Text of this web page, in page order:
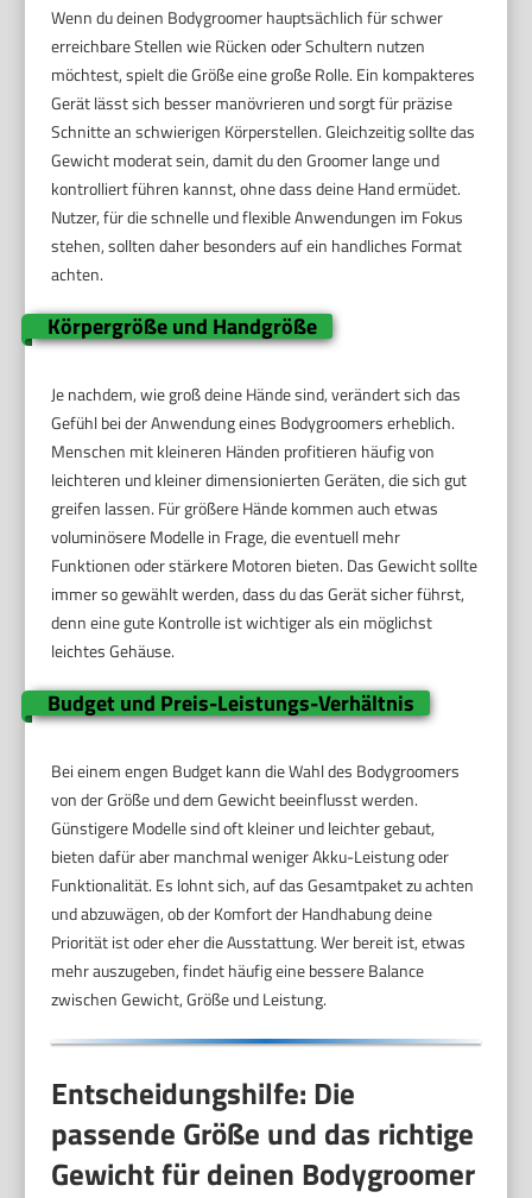
Wenn du deinen Bodygroomer hauptsächlich für schwer
erreichbare Stellen wie Rücken oder Schultern nutzen
möchtest, spielt die Größe eine große Rolle. Ein kompakteres
Gerät lässt sich besser manövrieren und sorgt für präzise
Schnitte an schwierigen Körperstellen. Gleichzeitig sollte das
Gewicht moderat sein, damit du den Groomer lange und
kontrolliert führen kannst, ohne dass deine Hand ermüdet.
Nutzer, für die schnelle und flexible Anwendungen im Fokus
stehen, sollten daher besonders auf ein handliches Format
achten.
Körpergröße und Handgröße
Je nachdem, wie groß deine Hände sind, verändert sich das
Gefühl bei der Anwendung eines Bodygroomers erheblich.
Menschen mit kleineren Händen profitieren häufig von
leichteren und kleiner dimensionierten Geräten, die sich gut
greifen lassen. Für größere Hände kommen auch etwas
voluminösere Modelle in Frage, die eventuell mehr
Funktionen oder stärkere Motoren bieten. Das Gewicht sollte
immer so gewählt werden, dass du das Gerät sicher führst,
denn eine gute Kontrolle ist wichtiger als ein möglichst
leichtes Gehäuse.
Budget und Preis-Leistungs-Verhältnis
Bei einem engen Budget kann die Wahl des Bodygroomers
von der Größe und dem Gewicht beeinflusst werden.
Günstigere Modelle sind oft kleiner und leichter gebaut,
bieten dafür aber manchmal weniger Akku-Leistung oder
Funktionalität. Es lohnt sich, auf das Gesamtpaket zu achten
und abzuwägen, ob der Komfort der Handhabung deine
Priorität ist oder eher die Ausstattung. Wer bereit ist, etwas
mehr auszugeben, findet häufig eine bessere Balance
zwischen Gewicht, Größe und Leistung.
Entscheidungshilfe: Die
passende Größe und das richtige
Gewicht für deinen Bodygroomer